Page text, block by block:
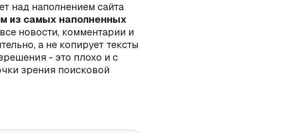
над наполнением сайта
из самых наполненных
новости, комментарии и
а не копирует тексты
- это плохо и с
зрения поисковой